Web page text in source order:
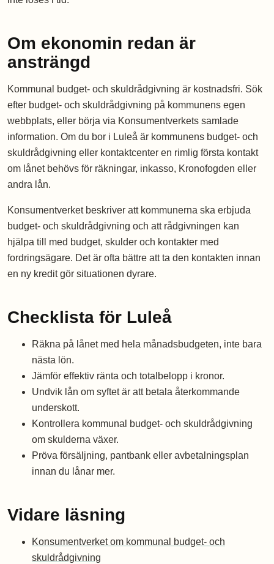
Om ekonomin redan är
ansträngd
Kommunal budget- och skuldrådgivning är kostnadsfri. Sök
efter budget- och skuldrådgivning på kommunens egen
webbplats, eller börja via Konsumentverkets samlade
information. Om du bor i Luleå är kommunens budget- och
skuldrådgivning eller kontaktcenter en rimlig första kontakt
om lånet behövs för räkningar, inkasso, Kronofogden eller
andra lån.
Konsumentverket beskriver att kommunerna ska erbjuda
budget- och skuldrådgivning och att rådgivningen kan
hjälpa till med budget, skulder och kontakter med
fordringsägare. Det är ofta bättre att ta den kontakten innan
en ny kredit gör situationen dyrare.
Checklista för Luleå
Räkna på lånet med hela månadsbudgeten, inte bara
nästa lön.
Jämför effektiv ränta och totalbelopp i kronor.
Undvik lån om syftet är att betala återkommande
underskott.
Kontrollera kommunal budget- och skuldrådgivning
om skulderna växer.
Pröva försäljning, pantbank eller avbetalningsplan
innan du lånar mer.
Vidare läsning
Konsumentverket om kommunal budget- och
skuldrådgivning